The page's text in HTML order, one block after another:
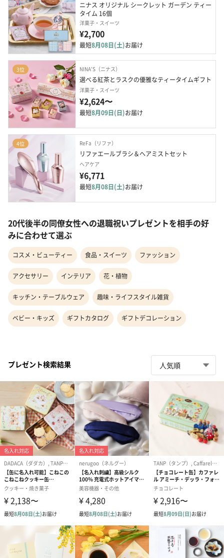
ニナス オリジナル シークレット ガーデン ティー
タイム 16個
洋菓子・スイーツ
¥2,700
最短8月08日(土)お届け
3位 NINA'S（ニナス）
選べる紅茶とラスクの優雅なティータイムギフト
洋菓子・スイーツ
¥2,624〜
最短8月09日(日)お届け
4位 ReFa（リファ）
リファエールブラシ＆ヘアミストセット
ヘアケア
¥6,771
最短8月08日(土)お届け
20代後半の同僚女性への退職祝いプレゼントを相手の好
みに合わせて選ぶ
コスメ・ビューティー 食品・スイーツ ファッション
アクセサリー インテリア 花・植物
キッチン・テーブルウェア 趣味・ライフスタイル雑貨
ベビー・キッズ ギフトカタログ ギフトデコレーション
プレゼント検索結果